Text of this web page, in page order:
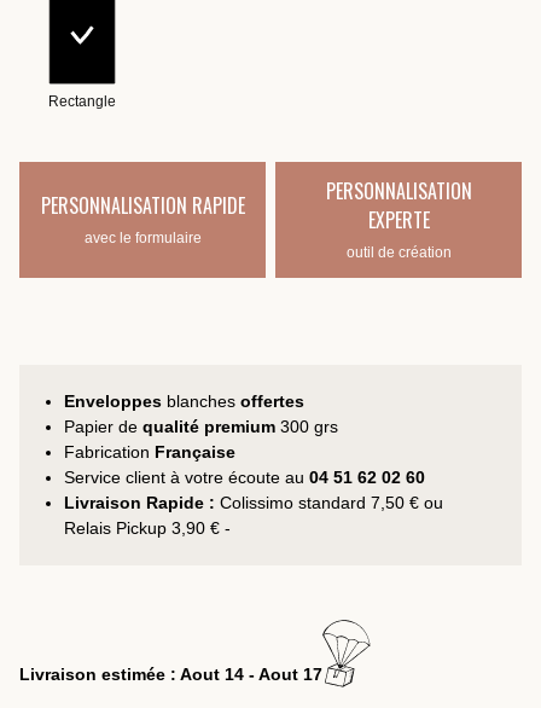
Rectangle
PERSONNALISATION RAPIDE
avec le formulaire
PERSONNALISATION
EXPERTE
outil de création
Enveloppes blanches offertes
Papier de qualité premium 300 grs
Fabrication Française
Service client à votre écoute au 04 51 62 02 60
Livraison Rapide : Colissimo standard 7,50 € ou
Relais Pickup 3,90 € -
Livraison estimée : Aout 14 - Aout 17